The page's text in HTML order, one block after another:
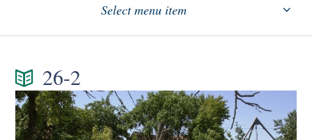
Select menu item
26-2